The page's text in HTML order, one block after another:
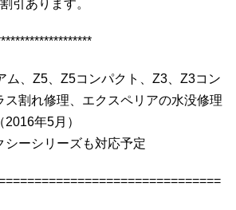
引あります。
ム、Z5、Z5コンパクト、Z3、Z3コン
ス割れ修理、エクスペリアの水没修理
年5月）
ーシリーズも対応予定